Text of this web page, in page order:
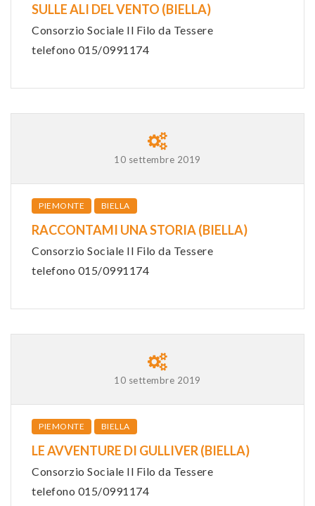
SULLE ALI DEL VENTO (BIELLA)
Consorzio Sociale Il Filo da Tessere
telefono 015/0991174
10 settembre 2019
PIEMONTE BIELLA
RACCONTAMI UNA STORIA (BIELLA)
Consorzio Sociale Il Filo da Tessere
telefono 015/0991174
10 settembre 2019
PIEMONTE BIELLA
LE AVVENTURE DI GULLIVER (BIELLA)
Consorzio Sociale Il Filo da Tessere
telefono 015/0991174